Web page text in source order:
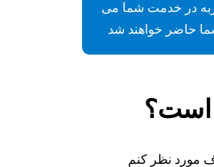
در خدمت شما می
حاضر خواهند شد
است؟
مورد نظر کنم